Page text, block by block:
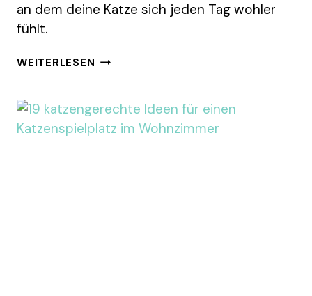
an dem deine Katze sich jeden Tag wohler
fühlt.
WEITERLESEN 21
DENEN
WOHNUNGSKATZEN
GLÜCKLICHER